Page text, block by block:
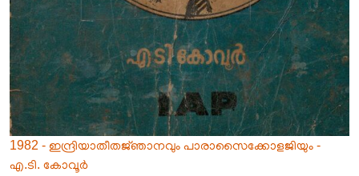
1982 - ഇന്ദ്രിയാതീതജ്‌ഞാനവും പാരാസൈക്കോളജിയും -
എ.ടി. കോവൂർ